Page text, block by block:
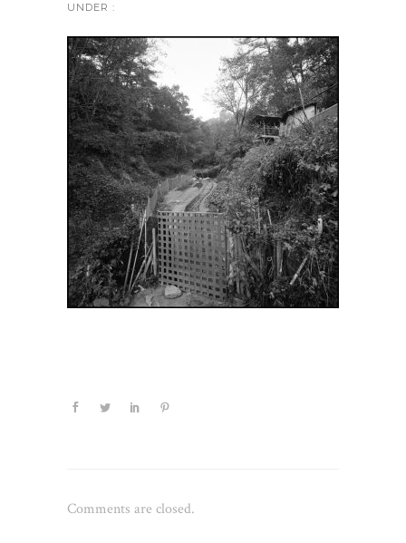
UNDER :
Comments are closed.